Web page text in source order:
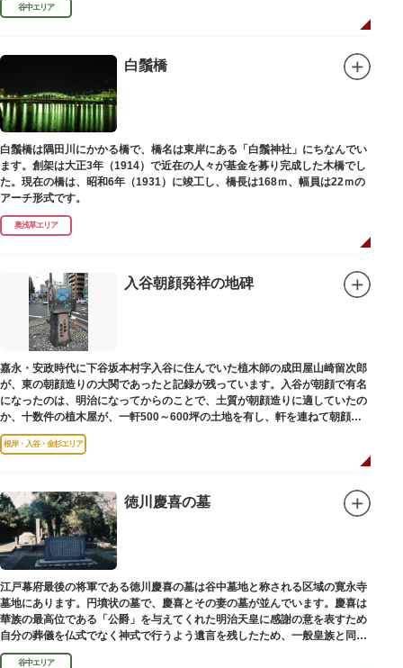
谷中エリア
白鬚橋
白鬚橋は隅田川にかかる橋で、橋名は東岸にある「白鬚神社」にちなんでい
ます。創架は大正3年（1914）で近在の人々が基金を募り完成した木橋でし
た。現在の橋は、昭和6年（1931）に竣工し、橋長は168ｍ、幅員は22ｍの
アーチ形式です。
奥浅草エリア
入谷朝顔発祥の地碑
嘉永・安政時代に下谷坂本村字入谷に住んでいた植木師の成田屋山崎留次郎
が、東の朝顔造りの大関であったと記録が残っています。入谷が朝顔で有名
になったのは、明治になってからのことで、土質が朝顔造りに適していたの
か、十数件の植木屋が、一軒500～600坪の土地を有し、軒を連ねて朝顔造
りをはじめました。
根岸・入谷・金杉エリア
徳川慶喜の墓
江戸幕府最後の将軍である徳川慶喜の墓は谷中墓地と称される区域の寛永寺
墓地にあります。円墳状の墓で、慶喜とその妻の墓が並んでいます。慶喜は
華族の最高位である「公爵」を与えてくれた明治天皇に感謝の意を表すため
自分の葬儀を仏式でなく神式で行うよう遺言を残したため、一般皇族と同じ
ような円墳が建てられました。
谷中エリア